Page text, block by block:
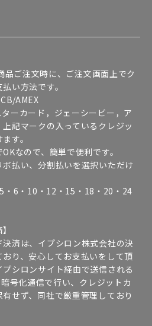
品ご注文時に、ご注文画面上でク
い方法です。
AMEX
ターカード，ジェーシービー，ア
記マークの入っているクレジッ
す。
なので、簡単で便利です。
払い、分割払いを選択いただけ
・6・10・12・15・18・20・24
済は、イプシロン株式会社の決
り、安心してお支払いをして頂
シロンサイト経由で送信される
号化通信で行い、クレジットカ
せず、同社で厳重管理しており